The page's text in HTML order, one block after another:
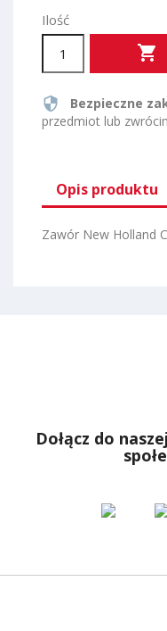
Ilość

security Bezpieczne
przedmiot lub
Opis produktu
Zawór New Holland
Dołącz do